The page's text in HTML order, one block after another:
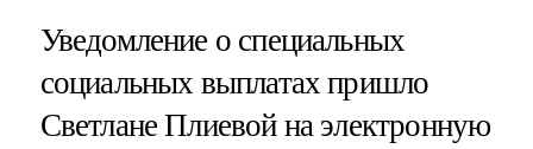
Уведомление о специальных
социальных выплатах пришло
Светлане Плиевой на электронную